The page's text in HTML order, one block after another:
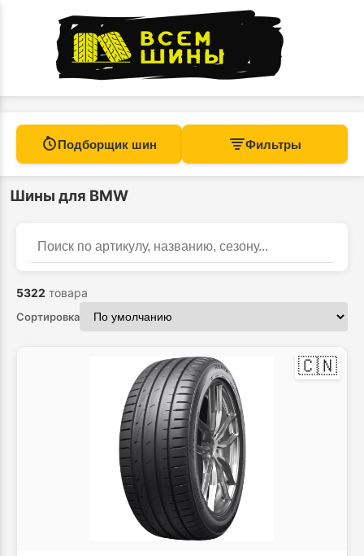
Подборщик шин Фильтры
Шины для BMW
Поиск по каталогу
5322 товара
Сортировка
🇨🇳